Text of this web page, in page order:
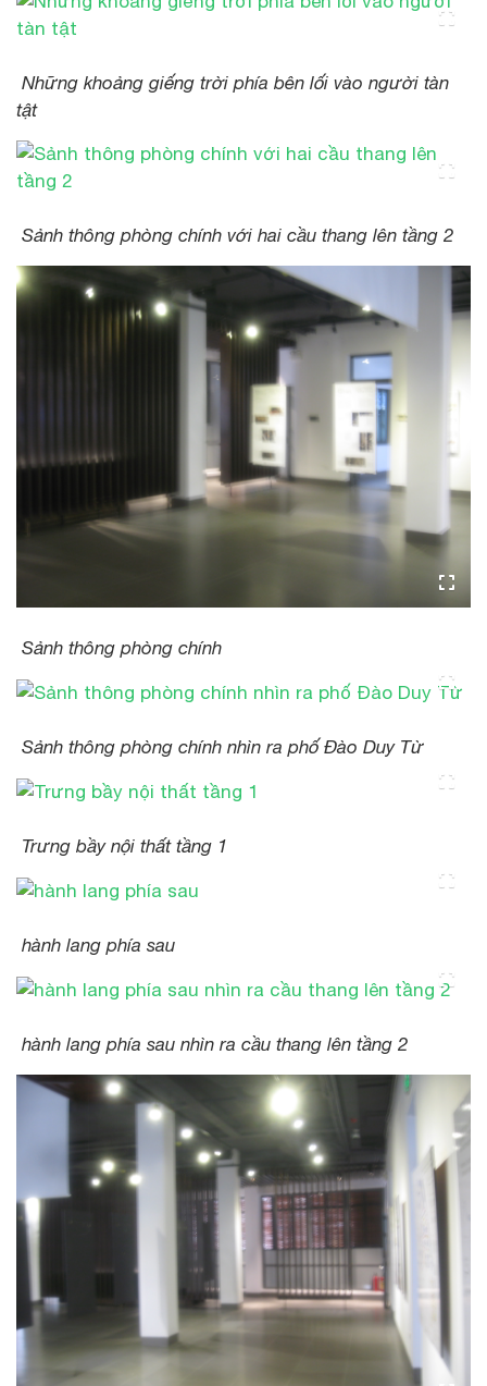
Những khoảng giếng trời phía bên lối vào người tàn
tật
Sảnh thông phòng chính với hai cầu thang lên tầng 2
Sảnh thông phòng chính
Sảnh thông phòng chính nhìn ra phố Đào Duy Từ
Trưng bầy nội thất tầng 1
hành lang phía sau
hành lang phía sau nhìn ra cầu thang lên tầng 2